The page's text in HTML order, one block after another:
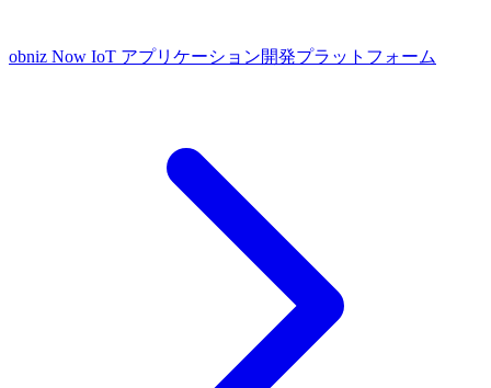
obniz Now IoT アプリケーション開発プラットフォーム